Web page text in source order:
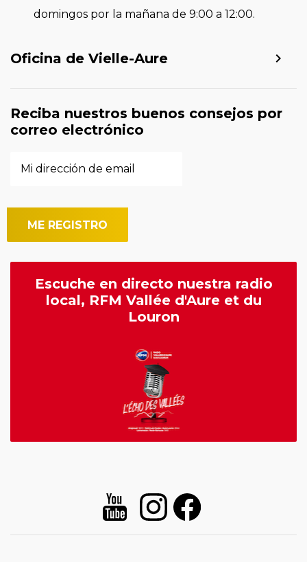
domingos por la mañana de 9:00 a 12:00.
Oficina de Vielle-Aure
Reciba nuestros buenos consejos por
correo electrónico
Escuche en directo nuestra radio
local, RFM Vallée d'Aure et du
Louron